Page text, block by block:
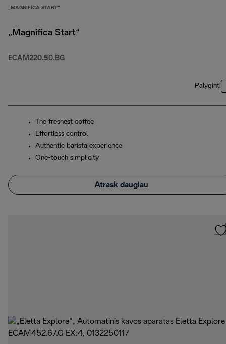
„MAGNIFICA START“
„Magnifica Start“
ECAM220.50.BG
Palyginti
The freshest coffee
Effortless control
Authentic barista experience
One-touch simplicity
Atrask daugiau